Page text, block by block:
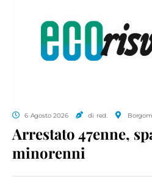
6 Agosto 2026 di red.
Arrestato 47enne,
minorenni